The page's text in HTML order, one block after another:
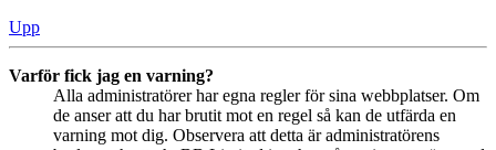
Upp
Varför fick jag en varning?
Alla administratörer har egna regler för sina webbplatser. Om
de anser att du har brutit mot en regel så kan de utfärda en
varning mot dig. Observera att detta är administratörens